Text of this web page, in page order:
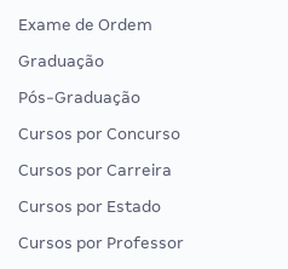
Exame de Ordem
Graduação
Pós-Graduação
Cursos por Concurso
Cursos por Carreira
Cursos por Estado
Cursos por Professor